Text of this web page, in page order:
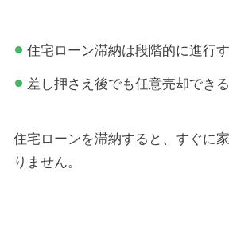
住宅ローン滞納は段階的に進行
差し押さえ後でも任意売却でき
住宅ローンを滞納すると、すぐに
りません。